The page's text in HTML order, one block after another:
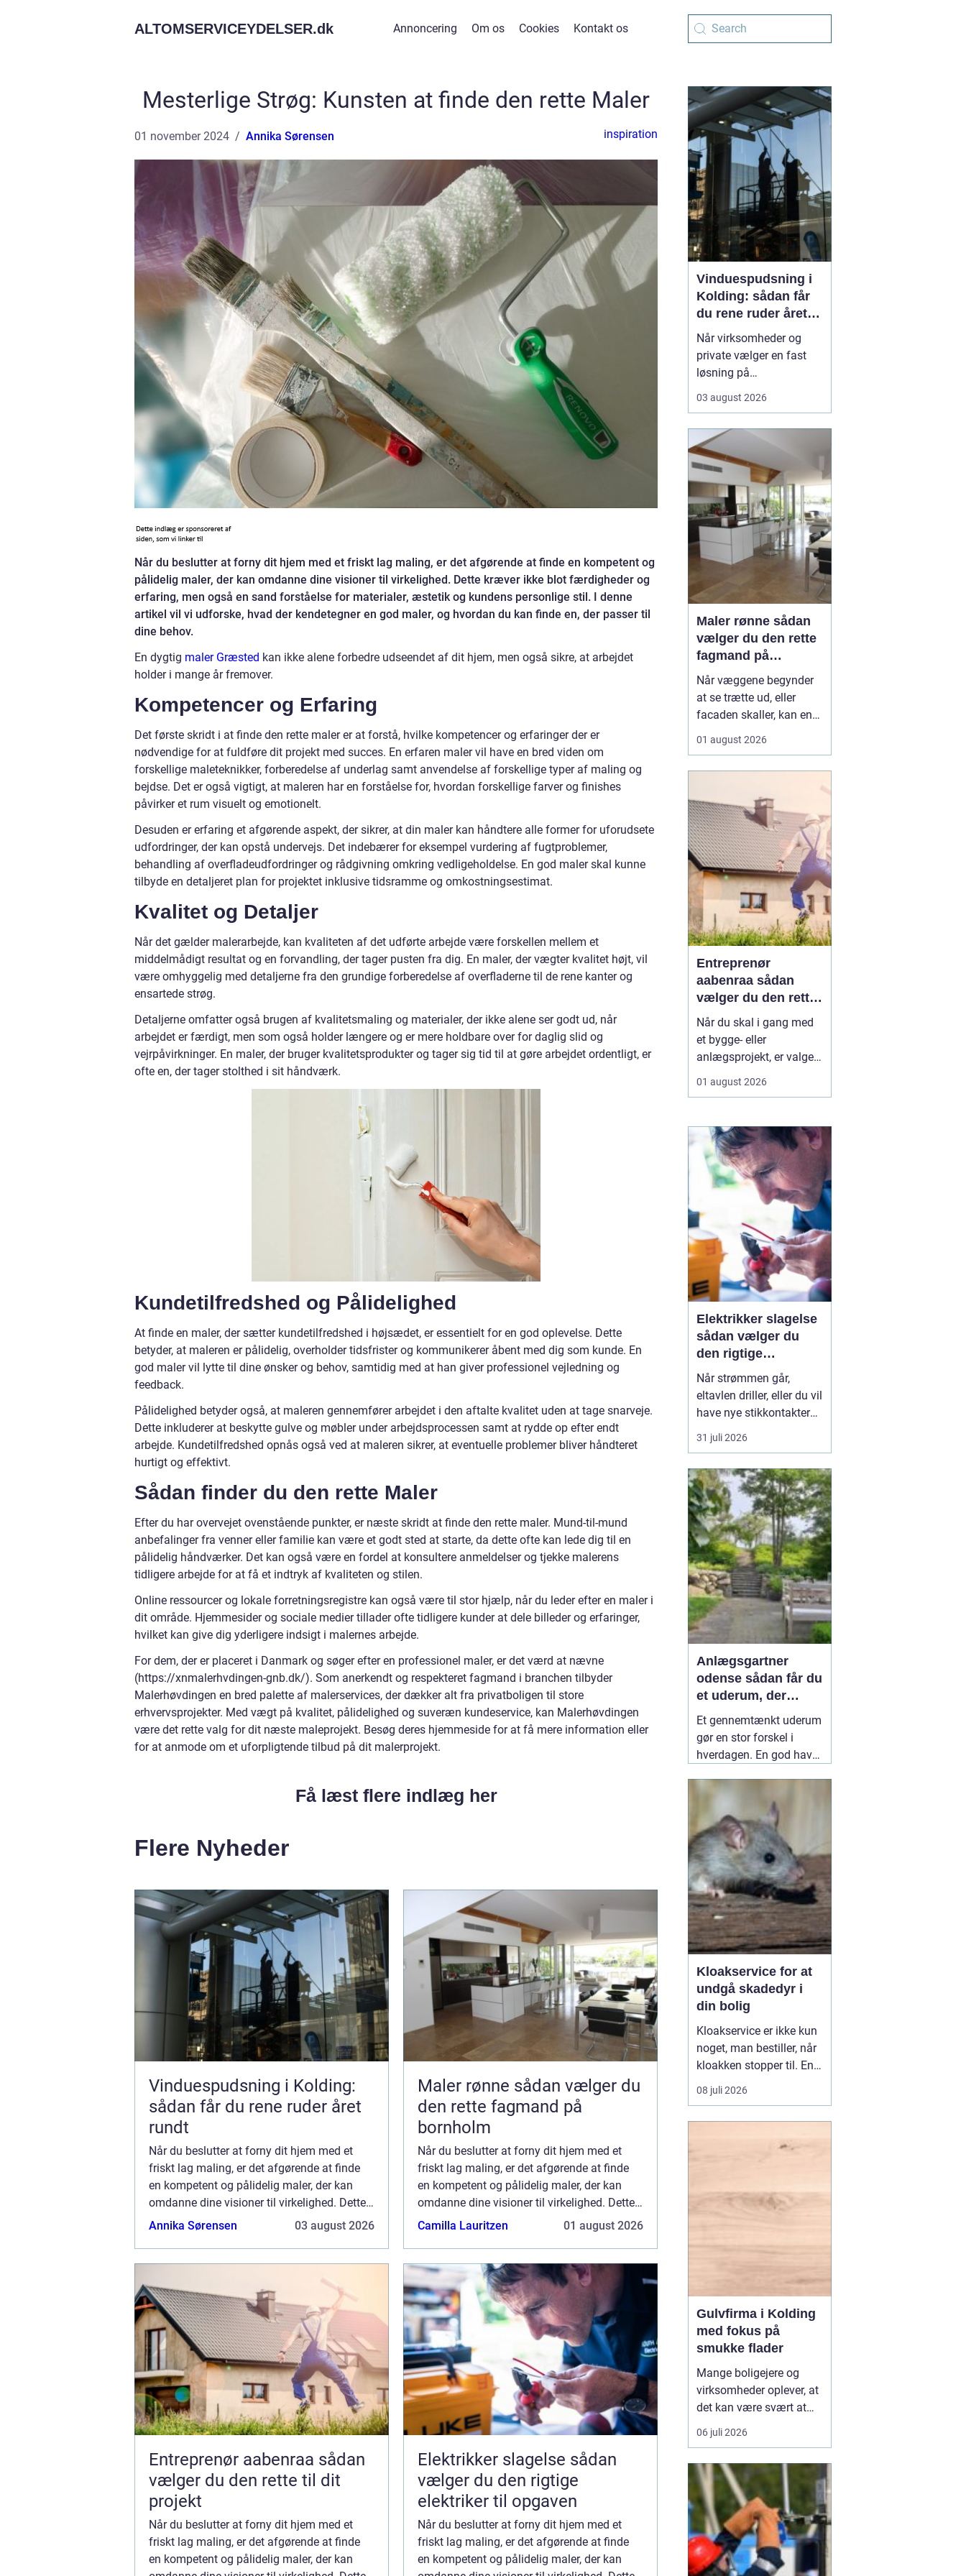
ALTOMSERVICEYDELSER.dk Annoncering Om os Cookies Kontakt os
Mesterlige Strøg: Kunsten at finde den rette Maler
01 november 2024 Annika Sørensen inspiration
Når du beslutter at forny dit hjem med et friskt lag maling, er det afgørende at finde en kompetent og
pålidelig maler, der kan omdanne dine visioner til virkelighed. Dette kræver ikke blot færdigheder og
erfaring, men også en sand forståelse for materialer, æstetik og kundens personlige stil. I denne
artikel vil vi udforske, hvad der kendetegner en god maler, og hvordan du kan finde en, der passer til
dine behov.
En dygtig maler Græsted kan ikke alene forbedre udseendet af dit hjem, men også sikre, at arbejdet
holder i mange år fremover.
Kompetencer og Erfaring
Det første skridt i at finde den rette maler er at forstå, hvilke kompetencer og erfaringer der er
nødvendige for at fuldføre dit projekt med succes. En erfaren maler vil have en bred viden om
forskellige maleteknikker, forberedelse af underlag samt anvendelse af forskellige typer af maling og
bejdse. Det er også vigtigt, at maleren har en forståelse for, hvordan forskellige farver og finishes
påvirker et rum visuelt og emotionelt.
Desuden er erfaring et afgørende aspekt, der sikrer, at din maler kan håndtere alle former for uforudsete
udfordringer, der kan opstå undervejs. Det indebærer for eksempel vurdering af fugtproblemer,
behandling af overfladeudfordringer og rådgivning omkring vedligeholdelse. En god maler skal kunne
tilbyde en detaljeret plan for projektet inklusive tidsramme og omkostningsestimat.
Kvalitet og Detaljer
Når det gælder malerarbejde, kan kvaliteten af det udførte arbejde være forskellen mellem et
middelmådigt resultat og en forvandling, der tager pusten fra dig. En maler, der vægter kvalitet højt, vil
være omhyggelig med detaljerne fra den grundige forberedelse af overfladerne til de rene kanter og
ensartede strøg.
Detaljerne omfatter også brugen af kvalitetsmaling og materialer, der ikke alene ser godt ud, når
arbejdet er færdigt, men som også holder længere og er mere holdbare over for daglig slid og
vejrpåvirkninger. En maler, der bruger kvalitetsprodukter og tager sig tid til at gøre arbejdet ordentligt, er
ofte en, der tager stolthed i sit håndværk.
Kundetilfredshed og Pålidelighed
At finde en maler, der sætter kundetilfredshed i højsædet, er essentielt for en god oplevelse. Dette
betyder, at maleren er pålidelig, overholder tidsfrister og kommunikerer åbent med dig som kunde. En
god maler vil lytte til dine ønsker og behov, samtidig med at han giver professionel vejledning og
feedback.
Pålidelighed betyder også, at maleren gennemfører arbejdet i den aftalte kvalitet uden at tage snarveje.
Dette inkluderer at beskytte gulve og møbler under arbejdsprocessen samt at rydde op efter endt
arbejde. Kundetilfredshed opnås også ved at maleren sikrer, at eventuelle problemer bliver håndteret
hurtigt og effektivt.
Sådan finder du den rette Maler
Efter du har overvejet ovenstående punkter, er næste skridt at finde den rette maler. Mund-til-mund
anbefalinger fra venner eller familie kan være et godt sted at starte, da dette ofte kan lede dig til en
pålidelig håndværker. Det kan også være en fordel at konsultere anmeldelser og tjekke malerens
tidligere arbejde for at få et indtryk af kvaliteten og stilen.
Online ressourcer og lokale forretningsregistre kan også være til stor hjælp, når du leder efter en maler i
dit område. Hjemmesider og sociale medier tillader ofte tidligere kunder at dele billeder og erfaringer,
hvilket kan give dig yderligere indsigt i malernes arbejde.
For dem, der er placeret i Danmark og søger efter en professionel maler, er det værd at nævne
(https://xnmalerhvdingen-gnb.dk/). Som anerkendt og respekteret fagmand i branchen tilbyder
Malerhøvdingen en bred palette af malerservices, der dækker alt fra privatboligen til store
erhvervsprojekter. Med vægt på kvalitet, pålidelighed og suveræn kundeservice, kan Malerhøvdingen
være det rette valg for dit næste maleprojekt. Besøg deres hjemmeside for at få mere information eller
for at anmode om et uforpligtende tilbud på dit malerprojekt.
Få læst flere indlæg her
Flere Nyheder
Vinduespudsning i Kolding:
sådan får du rene ruder året
rundt
Når du beslutter at forny dit hjem med et
friskt lag maling, er det afgørende at finde
en kompetent og pålidelig maler, der kan
omdanne dine visioner til virkelighed. Dette
kræver ikke blot færdigheder og erfaring,
Annika Sørensen 03 august 2026
Maler rønne sådan vælger du
den rette fagmand på
bornholm
Når du beslutter at forny dit hjem med et
friskt lag maling, er det afgørende at finde
en kompetent og pålidelig maler, der kan
omdanne dine visioner til virkelighed. Dette
kræver ikke blot færdigheder og erfaring,
Camilla Lauritzen 01 august 2026
Entreprenør aabenraa sådan
vælger du den rette til dit
projekt
Når du beslutter at forny dit hjem med et
friskt lag maling, er det afgørende at finde
en kompetent og pålidelig maler, der kan
Elektrikker slagelse sådan
vælger du den rigtige
elektriker til opgaven
Når du beslutter at forny dit hjem med et
friskt lag maling, er det afgørende at finde
en kompetent og pålidelig maler, der kan
Vinduespudsning i
Kolding: sådan får
du rene ruder året
rundt
Når virksomheder og
private vælger en fast
løsning på
både mere dagslys, et
førstehåndsindtryk og
mindre praktisk bøvl i
hverdagen. Mange i
området v&aeli...
03 august 2026
Maler rønne sådan
vælger du den rette
fagmand på
bornholm
Når væggene begynder
at se trætte ud, eller
facaden skaller, kan en
enorm forskel. Mange
spørgsmålet: Skal vi selv
i gang med penslen, eller
skal vi få professionel
hjælp? Særligt i Rønne,
h...
01 august 2026
Entreprenør
aabenraa sådan
vælger du den rette
til dit projekt
Når du skal i gang med
et bygge- eller
anlægsprojekt, er valget
vigtigste beslutninger. En
spare dig både tid, penge
og bekymringer, mens et
dårligt valg let ender i
forsinkelser,
ekstraregninger og
ueni...
01 august 2026
Elektrikker slagelse
sådan vælger du
den rigtige
elektriker til
opgaven
Når strømmen går,
eltavlen driller, eller du vil
have nye stikkontakter
og belysning, er en
dygtig elektriker
sikkerhed og komfort. I
og omkring Slagelse
findes der mange el-
firmaer, og valget kan
virke uoverskueligt.
Hvordan sikre...
31 juli 2026
Anlægsgartner
odense sådan får du
et uderum, der
holder i mange år
Et gennemtænkt uderum
gør en stor forskel i
hverdagen. En god have
fællesareal giver ro i
hovedet, plads til
fællesskab og bedre
rammer for både
mennesker og natur.
Mange i og omkring
Odense vælger derfor en
professionel10 juli 2026
Kloakservice for at
undgå skadedyr i
din bolig
Kloakservice er ikke kun
noget, man bestiller, når
kloakken stopper til. En
systematisk
gennemgang af
ikke udvikler sig til større
08 juli 2026
Gulvfirma i Kolding
med fokus på
smukke flader
Mange boligejere og
virksomheder oplever, at
det kan være svært at
overskue de mange
gulvtyper, priser og
ikke kun om udseende,
men også om rengøring,
slidstyrke, akustik og
økonomi. De...
06 juli 2026